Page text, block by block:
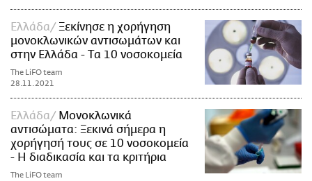
Ελλάδα
Ξεκίνησε η χορήγηση
μονοκλωνικών αντισωμάτων και
στην Ελλάδα - Tα 10 νοσοκομεία
The LiFO team
28.11.2021
Ελλάδα
Μονοκλωνικά
αντισώματα: Ξεκινά σήμερα η
χορήγησή τους σε 10 νοσοκομεία
- Η διαδικασία και τα κριτήρια
The LiFO team